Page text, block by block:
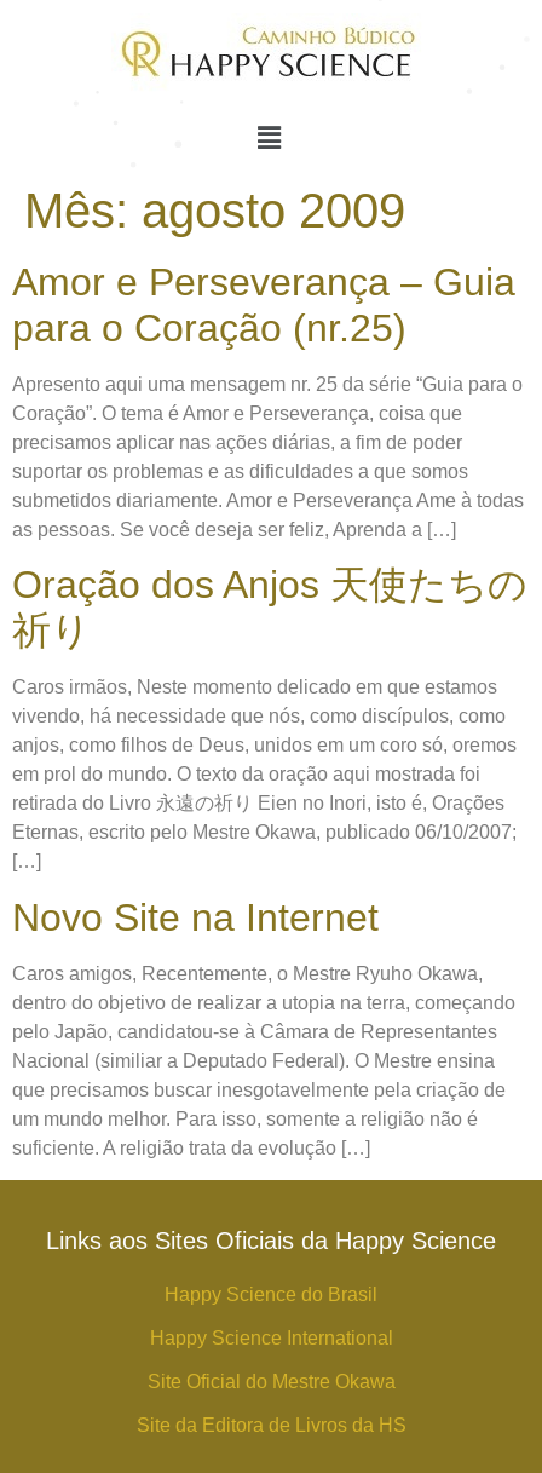
Mês: agosto 2009
Amor e Perseverança – Guia
para o Coração (nr.25)
Apresento aqui uma mensagem nr. 25 da série “Guia para o
Coração”. O tema é Amor e Perseverança, coisa que
precisamos aplicar nas ações diárias, a fim de poder
suportar os problemas e as dificuldades a que somos
submetidos diariamente. Amor e Perseverança Ame à todas
as pessoas. Se você deseja ser feliz, Aprenda a […]
Oração dos Anjos 天使たちの
祈り
Caros irmãos, Neste momento delicado em que estamos
vivendo, há necessidade que nós, como discípulos, como
anjos, como filhos de Deus, unidos em um coro só, oremos
em prol do mundo. O texto da oração aqui mostrada foi
retirada do Livro 永遠の祈り Eien no Inori, isto é, Orações
Eternas, escrito pelo Mestre Okawa, publicado 06/10/2007;
[…]
Novo Site na Internet
Caros amigos, Recentemente, o Mestre Ryuho Okawa,
dentro do objetivo de realizar a utopia na terra, começando
pelo Japão, candidatou-se à Câmara de Representantes
Nacional (similiar a Deputado Federal). O Mestre ensina
que precisamos buscar inesgotavelmente pela criação de
um mundo melhor. Para isso, somente a religião não é
suficiente. A religião trata da evolução […]
Links aos Sites Oficiais da Happy Science
Happy Science do Brasil
Happy Science International
Site Oficial do Mestre Okawa
Site da Editora de Livros da HS